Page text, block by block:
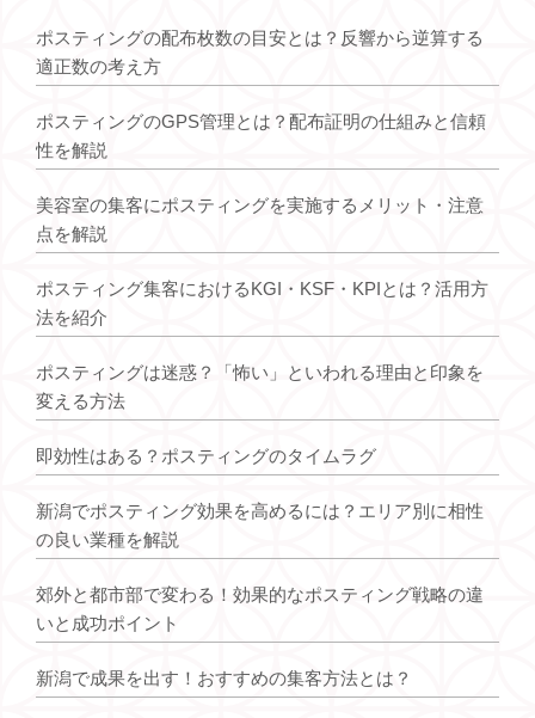
ポスティングの配布枚数の目安とは？反響から逆算する
適正数の考え方
ポスティングのGPS管理とは？配布証明の仕組みと信頼
性を解説
美容室の集客にポスティングを実施するメリット・注意
点を解説
ポスティング集客におけるKGI・KSF・KPIとは？活用方
法を紹介
ポスティングは迷惑？「怖い」といわれる理由と印象を
変える方法
即効性はある？ポスティングのタイムラグ
新潟でポスティング効果を高めるには？エリア別に相性
の良い業種を解説
郊外と都市部で変わる！効果的なポスティング戦略の違
いと成功ポイント
新潟で成果を出す！おすすめの集客方法とは？